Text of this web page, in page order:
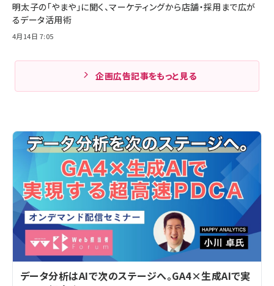
明太子の「やまや」に聞く、マーケティングから店舗・採用まで広が
るデータ活用術
4月14日 7:05
企画広告記事をもっと見る
データ分析はAIで次のステージへ。GA4×生成AIで実